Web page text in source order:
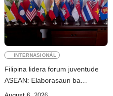
INTERNASIONÁL
Filipina lidera forum juventude
ASEAN: Elaborasaun ba
deklarasaun reziliénsia dijitál